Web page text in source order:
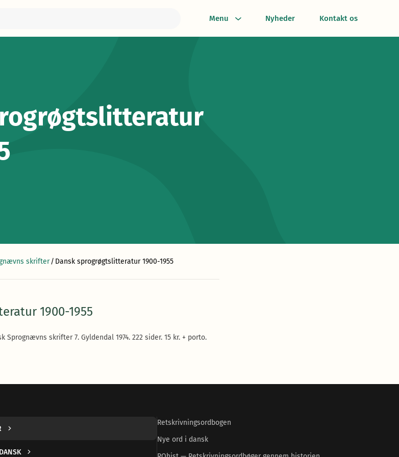
Menu Nyheder Kontakt os
skrifter/ Dansk sprogrøgtslitteratur 1900-1955
1900-1955
Sprognævns skrifter 7. Gyldendal 1974. 222 sider. 15 kr. + porto.
Retskrivningsordbogen
Nye ord i dansk